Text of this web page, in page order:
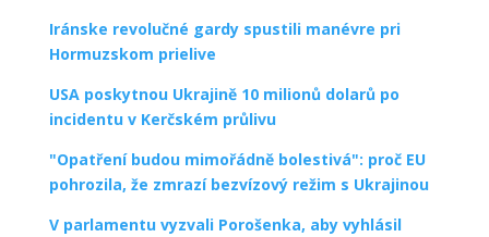
Iránske revolučné gardy spustili manévre pri
Hormuzskom prielive
USA poskytnou Ukrajině 10 milionů dolarů po
incidentu v Kerčském průlivu
"Opatření budou mimořádně bolestivá": proč EU
pohrozila, že zmrazí bezvízový režim s Ukrajinou
V parlamentu vyzvali Porošenka, aby vyhlásil